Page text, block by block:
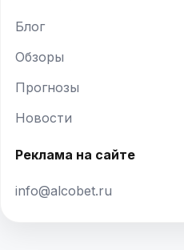
Блог
Обзоры
Прогнозы
Новости
Реклама на сайте
info@alcobet.ru